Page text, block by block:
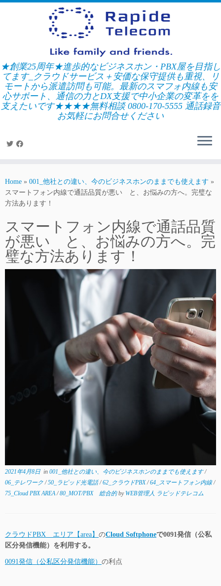
Skip
★創業25周年★進歩的なビジネスホン・PBX屋を目指し
てます_クラウドサービス＋安価な保守提供も重視、リ
モートから派遣訪問も可能。最新のスマフォ内線も安
心サポート、通信の力とDX支援で中小企業の変革をを
支えたいです★★★★無料相談 0800-170-5555 通話録音
お気軽にお問合せください
Home » 001_他社との違い、今のビジネスホンのままでも使えます »
スマートフォン内線で通話品質が悪い と、お悩みの方へ。完璧な
方法あります！
スマートフォン内線で通話品質
が悪い と、お悩みの方へ。完
璧な方法あります！
2021年4月8日 in 001_他社との違い、今のビジネスホンのままでも使えます/
06_テレワーク/50_ラピッド光電話/62_クラウドPBX/64_スマートフォン内線/
75_Cloud PBX AREA/80_MOT/PBX 総合的by WEB管理人 ラピッドテレコム
クラウドPBX エリア【area】 のCloud Softphoneで0091発信（公私
区分発信機能）を利用する。
0091発信（公私区分発信機能） の利点